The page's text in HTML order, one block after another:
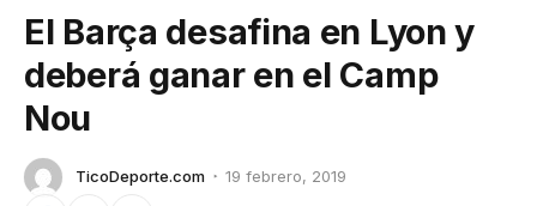
El Barça desafina en Lyon y
deberá ganar en el Camp
Nou
TicoDeporte.com 19 febrero, 2019